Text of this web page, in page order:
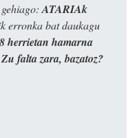
ATARIAk
erronka bat daukagu
herrietan hamarna
Zu falta zara, bazatoz?